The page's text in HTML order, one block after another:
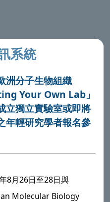
系統
洲分子生物組織
Your Own Lab」
立獨立實驗室或即將
年輕研究學者報名參
8月26日至28日與
Molecular Biology